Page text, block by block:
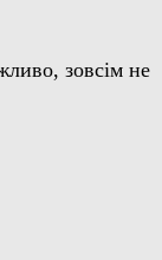
зовсім не